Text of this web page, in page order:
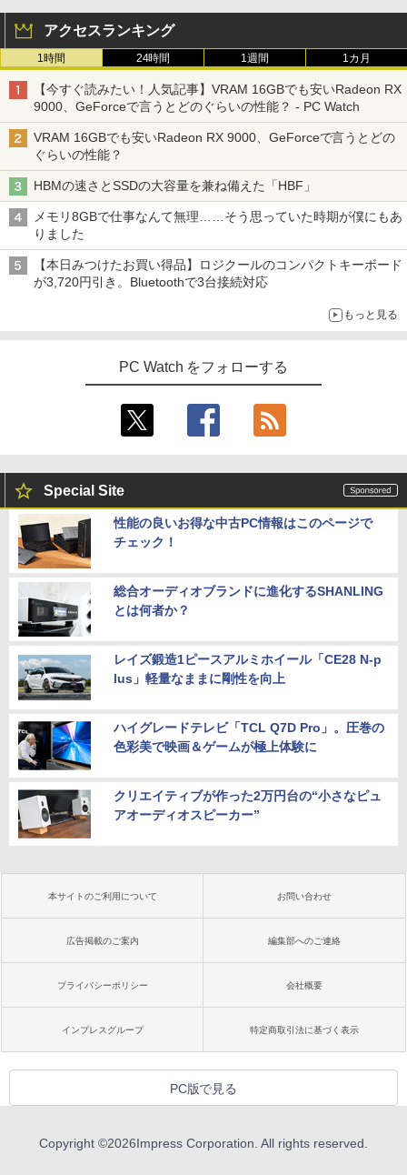
アクセスランキング
1時間 24時間 1週間 1カ月
【今すぐ読みたい！人気記事】VRAM 16GBでも安いRadeon RX
9000、GeForceで言うとどのぐらいの性能？ - PC Watch
VRAM 16GBでも安いRadeon RX 9000、GeForceで言うとどの
ぐらいの性能？
HBMの速さとSSDの大容量を兼ね備えた「HBF」
メモリ8GBで仕事なんて無理……そう思っていた時期が僕にもあ
りました
【本日みつけたお買い得品】ロジクールのコンパクトキーボード
が3,720円引き。Bluetoothで3台接続対応
もっと見る
PC Watch をフォローする
Special Site
性能の良いお得な中古PC情報はこのページで
チェック！
総合オーディオブランドに進化するSHANLING
とは何者か？
レイズ鍛造1ピースアルミホイール「CE28 N-p
lus」軽量なままに剛性を向上
ハイグレードテレビ「TCL Q7D Pro」。圧巻の
色彩美で映画＆ゲームが極上体験に
クリエイティブが作った2万円台の“小さなピュ
アオーディオスピーカー”
本サイトのご利用について お問い合わせ
広告掲載のご案内 編集部へのご連絡
プライバシーポリシー 会社概要
インプレスグループ 特定商取引法に基づく表示
PC版で見る
Copyright ©2026Impress Corporation. All rights reserved.